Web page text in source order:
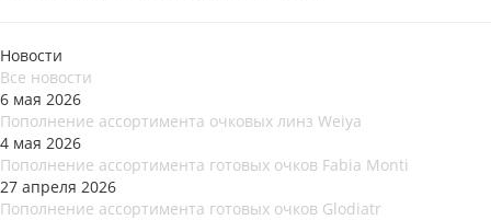
Новости
Все новости
6 мая 2026
Пополнение ассортимента очковых линз Weiya
4 мая 2026
Пополнение ассортимента готовых очков Fabia Monti
27 апреля 2026
Пополнение ассортимента готовых очков Glodiatr